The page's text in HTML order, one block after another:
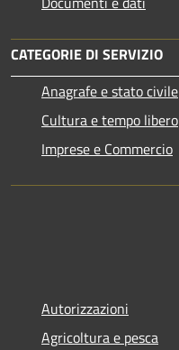
CATEGORIE DI SERVIZIO
Anagrafe e stato civile
Cultura e tempo libero
Imprese e Commercio
Autorizzazioni
Agricoltura e pesca